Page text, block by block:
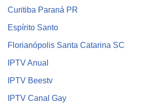
Curitiba Paraná PR
Espírito Santo
Florianópolis Santa Catarina SC
IPTV Anual
IPTV Beestv
IPTV Canal Gay